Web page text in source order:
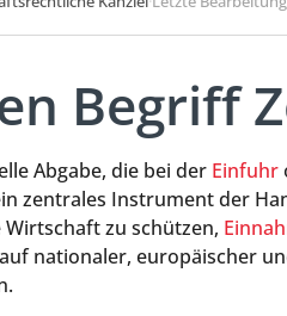
Begriff
Abgabe, die bei der Einfuhr
zentrales Instrument der
zu schützen,
nationaler, europäischer